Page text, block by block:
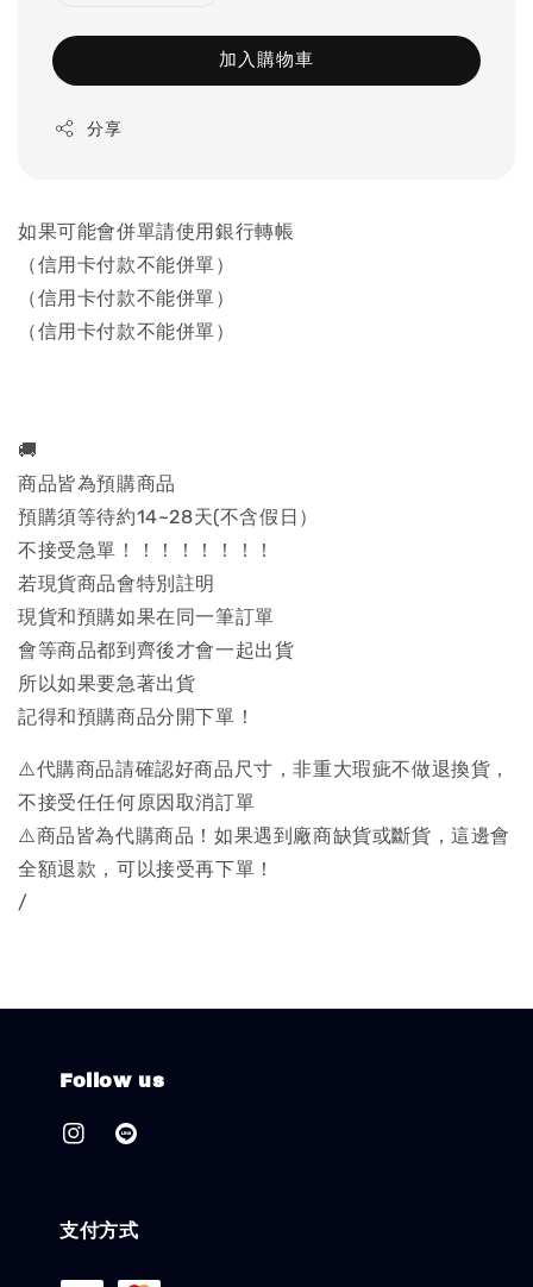
加入購物車
分享
如果可能會併單請使用銀行轉帳
（信用卡付款不能併單）
（信用卡付款不能併單）
（信用卡付款不能併單）
🚚
商品皆為預購商品
預購須等待約14~28天(不含假日）
不接受急單！！！！！！！！
若現貨商品會特別註明
現貨和預購如果在同一筆訂單
會等商品都到齊後才會一起出貨
所以如果要急著出貨
記得和預購商品分開下單！
⚠️代購商品請確認好商品尺寸，非重大瑕疵不做退換貨，
不接受任任何原因取消訂單
⚠️商品皆為代購商品！如果遇到廠商缺貨或斷貨，這邊會
全額退款，可以接受再下單！
/
Follow us
支付方式